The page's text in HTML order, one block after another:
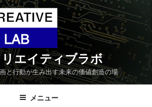
エイティブラボ
と行動が生み出す未来の価値創造の場
メニュー